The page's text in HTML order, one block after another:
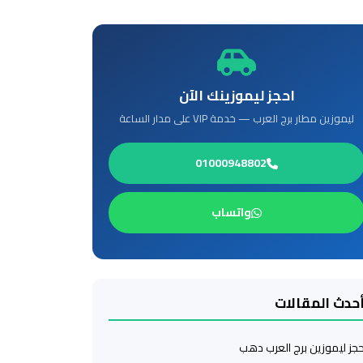
احجز ليموزينك الآن
ليموزين مطار برج العرب — خدمة VIP على مدار الساعة
01000948802
واتساب
المقالات
ليموزين برج العرب دهب